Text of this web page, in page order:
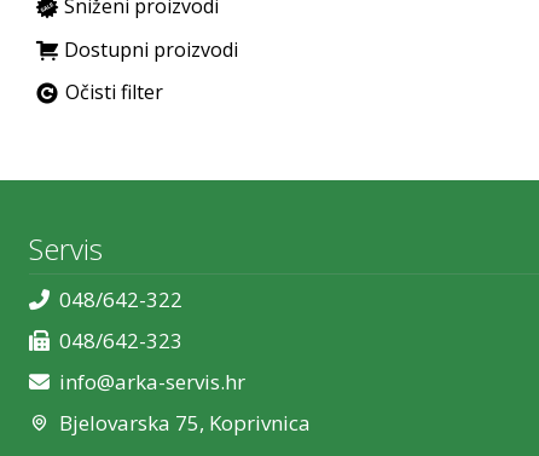
Sniženi proizvodi
Dostupni proizvodi
Očisti filter
Servis
048/642-322
048/642-323
info@arka-servis.hr
Bjelovarska 75, Koprivnica